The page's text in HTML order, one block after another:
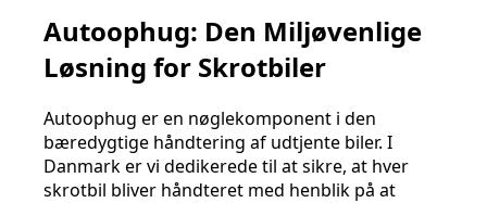
Autoophug: Den Miljøvenlige
Løsning for Skrotbiler
Autoophug er en nøglekomponent i den
bæredygtige håndtering af udtjente biler. I
Danmark er vi dedikerede til at sikre, at hver
skrotbil bliver håndteret med henblik på at